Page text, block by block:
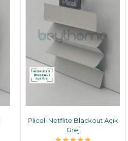
Plicell Netflite Blackout Açık
Grej